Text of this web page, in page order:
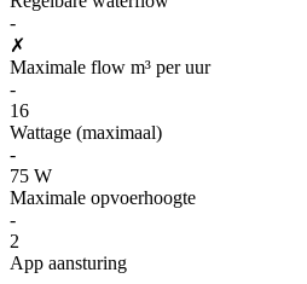
-
✗
Maximale flow m³ per uur
-
16
Wattage (maximaal)
-
75 W
Maximale opvoerhoogte
-
2
App aansturing